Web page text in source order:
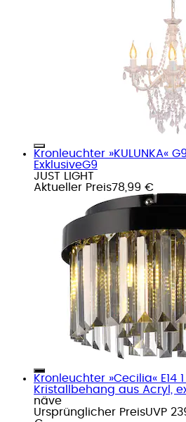
Kronleuchter »KULUNKA«
ExklusiveG9
JUST LIGHT
Aktueller Preis78,99 €
Kronleuchter »Cecilia« E14 1
Kristallbehang aus Acryl,
näve
Ursprünglicher PreisUVP